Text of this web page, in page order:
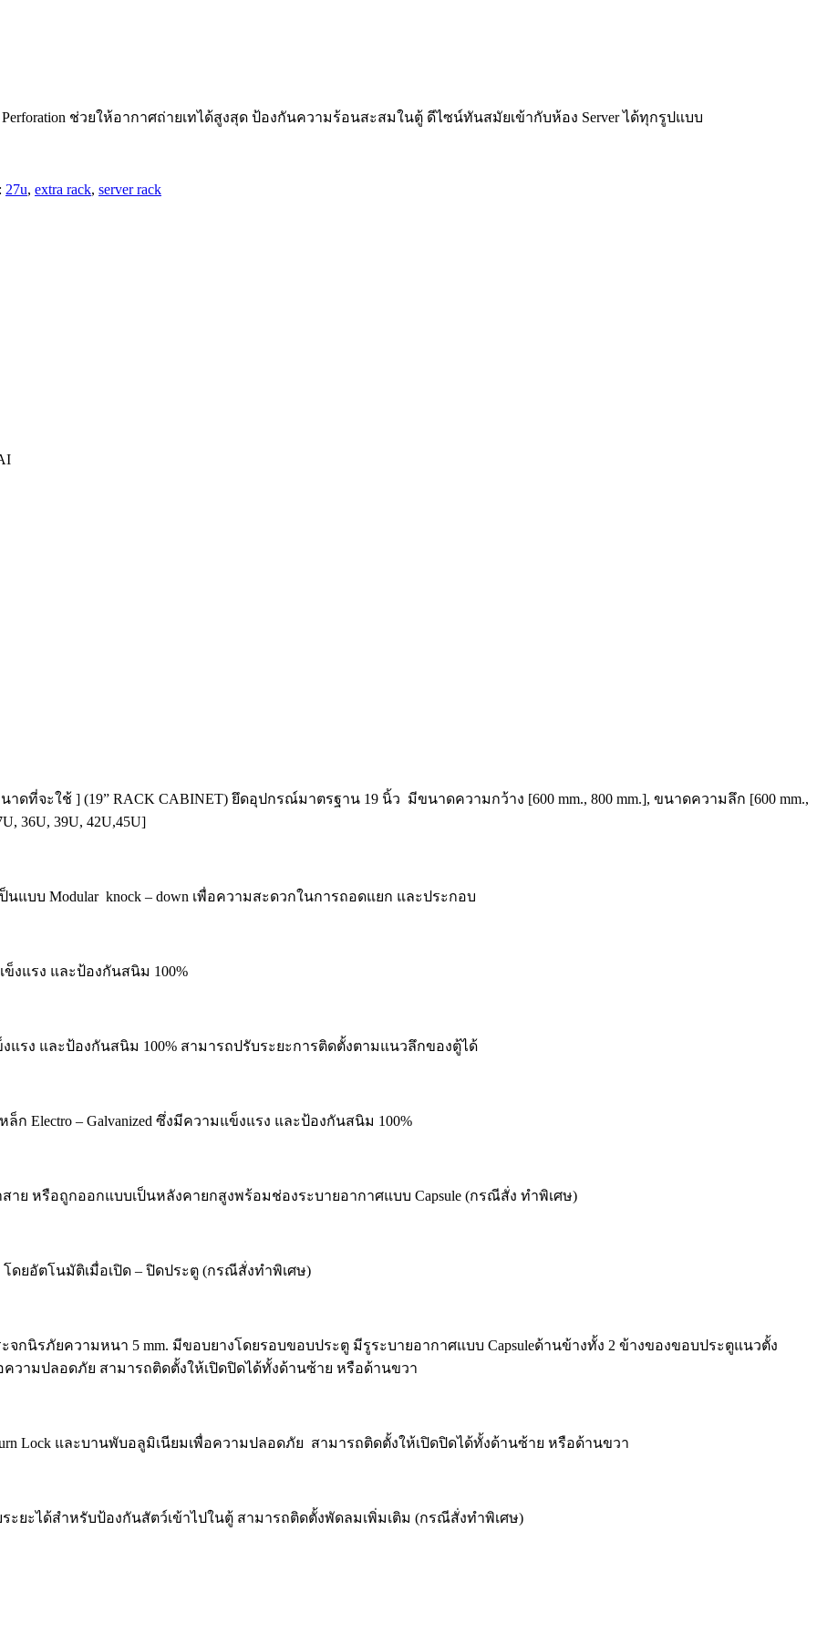
Perforation ช่วยให้อากาศถ่ายเทได้สูงสุด ป้องกันความร้อนสะสมในตู้ ดีไซน์ทันสมัยเข้ากับห้อง Server ได้ทุกรูปแบบ
27u, extra rack, server rack
นาดที่จะใช้ ] (19” RACK CABINET) ยึดอุปกรณ์มาตรฐาน 19 นิ้ว มีขนาดความกว้าง [600 mm., 800 mm.], ขนาดความลึก [600 mm.,
36U, 39U, 42U,45U]
ป็นแบบ Modular knock – down เพื่อความสะดวกในการถอดแยก และประกอบ
ข็งแรง และป้องกันสนิม 100%
งแรง และป้องกันสนิม 100% สามารถปรับระยะการติดตั้งตามแนวลึกของตู้ได้
Electro – Galvanized ซึ่งมีความแข็งแรง และป้องกันสนิม 100%
สาย หรือถูกออกแบบเป็นหลังคายกสูงพร้อมช่องระบายอากาศแบบ Capsule (กรณีสั่ง ทำพิเศษ)
โดยอัตโนมัติเมื่อเปิด – ปิดประตู (กรณีสั่งทำพิเศษ)
จกนิรภัยความหนา 5 mm. มีขอบยางโดยรอบขอบประตู มีรูระบายอากาศแบบ Capsuleด้านข้างทั้ง 2 ข้างของขอบประตูแนวตั้ง
วามปลอดภัย สามารถติดตั้งให้เปิดปิดได้ทั้งด้านซ้าย หรือด้านขวา
Lock และบานพับอลูมิเนียมเพื่อความปลอดภัย สามารถติดตั้งให้เปิดปิดได้ทั้งด้านซ้าย หรือด้านขวา
ยะได้สำหรับป้องกันสัตว์เข้าไปในตู้ สามารถติดตั้งพัดลมเพิ่มเติม (กรณีสั่งทำพิเศษ)